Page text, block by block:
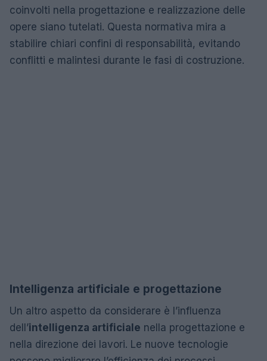
coinvolti nella progettazione e realizzazione delle
opere siano tutelati. Questa normativa mira a
stabilire chiari confini di responsabilità, evitando
conflitti e malintesi durante le fasi di costruzione.
Intelligenza artificiale e progettazione
Un altro aspetto da considerare è l’influenza
dell’intelligenza artificiale nella progettazione e
nella direzione dei lavori. Le nuove tecnologie